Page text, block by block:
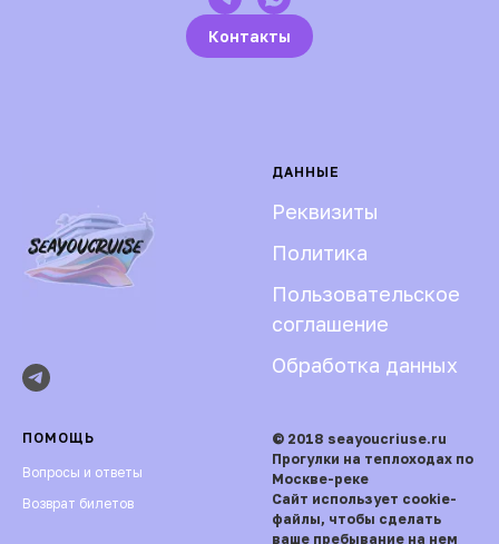
Контакты
ДАННЫЕ
Реквизиты
Политика
Пользовательское
соглашение
Обработка данных
ПОМОЩЬ
Вопросы и ответы
Возврат билетов
© 2018 seayoucriuse.ru
Прогулки на теплоходах по
Москве-реке
Сайт использует cookie-
файлы, чтобы сделать
ваше пребывание на нем